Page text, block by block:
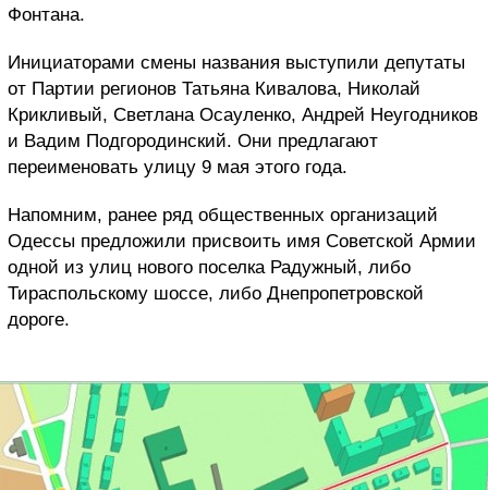
Фонтана.
Инициаторами смены названия выступили депутаты
от Партии регионов Татьяна Кивалова, Николай
Крикливый, Светлана Осауленко, Андрей Неугодников
и Вадим Подгородинский. Они предлагают
переименовать улицу 9 мая этого года.
Напомним, ранее ряд общественных организаций
Одессы предложили присвоить имя Советской Армии
одной из улиц нового поселка Радужный, либо
Тираспольскому шоссе, либо Днепропетровской
дороге.